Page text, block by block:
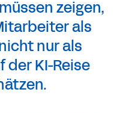
zeigen,
als
nur als
der KI-Reise